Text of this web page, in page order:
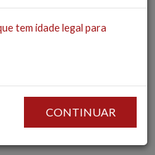
ADEGA MAYOR VIOSINHO
2019
tem idade legal para
CONTINUAR